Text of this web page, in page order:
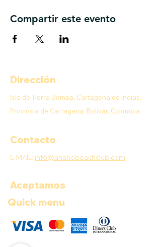
Compartir este evento
Dirección
Isla de Tierra Bomba, Cartagena de Indias,
Provincia de Cartagena, Bolívar, Colombia
Contacto
E-MAIL: info@anahobeachclub.com
Aceptamos
Quick menu